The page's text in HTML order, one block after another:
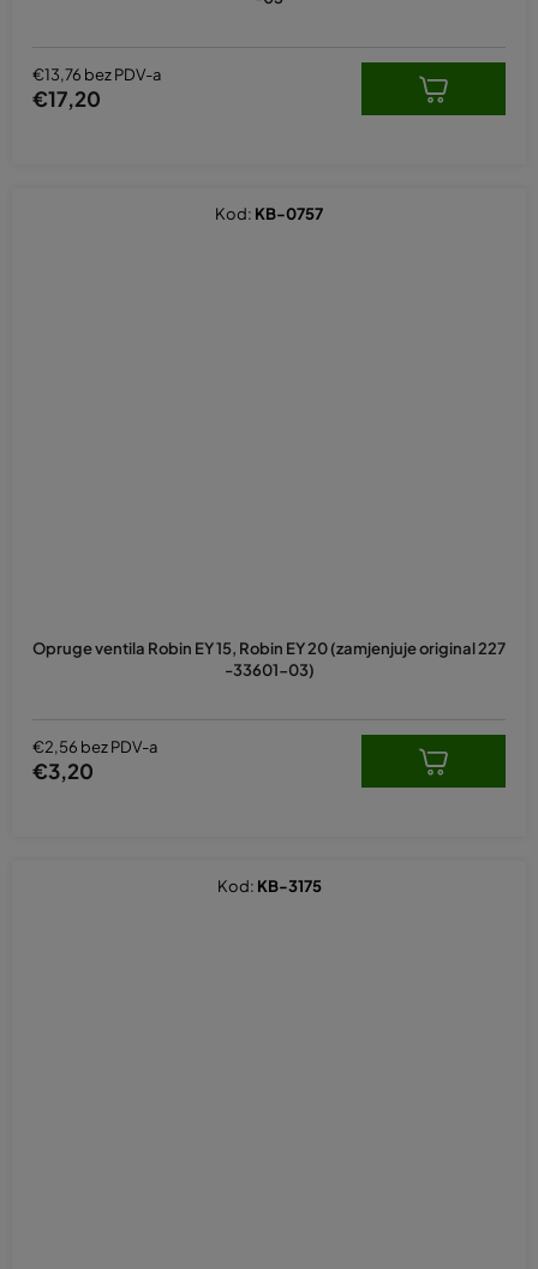
€13,76 bez PDV-a
€17,20
Opruge ventila Robin EY 15, Robin EY 20 (zamjenjuje original 227
-33601-03)
€2,56 bez PDV-a
€3,20
Kod: KB-0757
Kod: KB-3175